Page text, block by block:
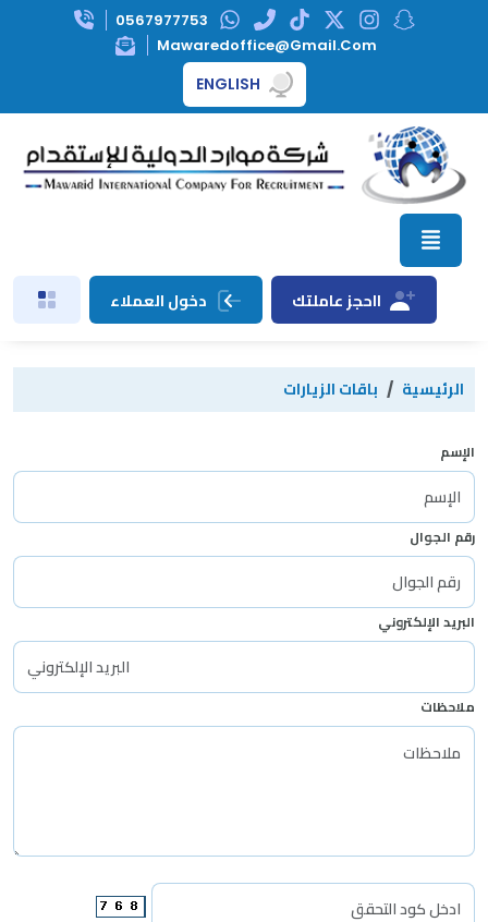
0567977753
Mawaredoffice@gmail.com
ENGLISH
ااحجز عاملتك دخول العملاء
الرئيسية باقات الزيارات
الإسم
رقم الجوال
البريد الإلكتروني
ملاحظات